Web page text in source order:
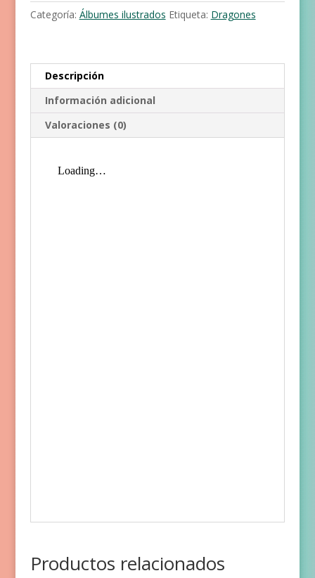
Categoría: Álbumes ilustrados Etiqueta: Dragones
Descripción
Información adicional
Valoraciones (0)
Productos relacionados